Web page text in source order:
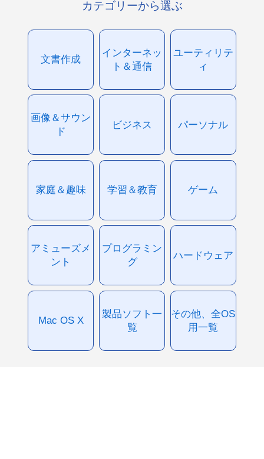
カテゴリーから選ぶ
文書作成
インターネッ
ト＆通信
ユーティリテ
ィ
画像＆サウン
ド
ビジネス パーソナル
家庭＆趣味 学習＆教育 ゲーム
アミューズメ
ント
プログラミン
グ
ハードウェア
Mac OS X
製品ソフト一
覧
その他、全OS
用一覧